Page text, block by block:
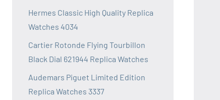
Hermes Classic High Quality Replica
Watches 4034
Cartier Rotonde Flying Tourbillon
Black Dial 621944 Replica Watches
Audemars Piguet Limited Edition
Replica Watches 3337